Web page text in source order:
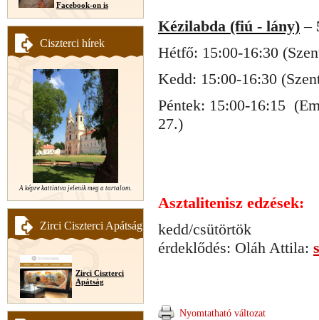
Facebook-on is
Ciszterci hírek
A képre kattintva jelenik meg a tartalom.
Zirci Ciszterci Apátság
Zirci Ciszterci
Apátság
Kézilabda (fiú - lány) –
Hétfő: 15:00-16:30
Kedd: 15:00-16:30
Péntek: 15:00-16:15
27.)
Asztalitenisz edzések:
kedd/csütörtök
érdeklődés: Oláh Attila:
Nyomtatható változat